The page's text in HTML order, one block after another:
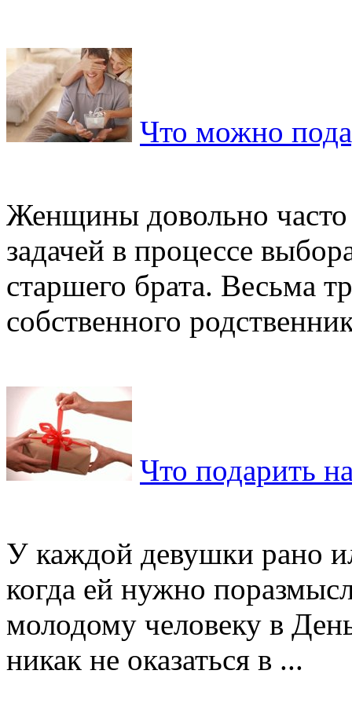
Что можно
Женщины довольно часто
задачей в процессе
старшего брата. Весьма
собственного
Что подарить
У каждой девушки рано
когда ей нужно
молодому человеку в
никак не оказаться в ...